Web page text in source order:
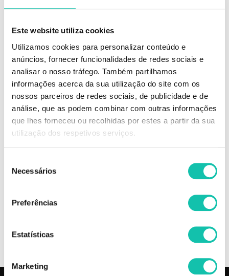
Este website utiliza cookies
Utilizamos cookies para personalizar conteúdo e
anúncios, fornecer funcionalidades de redes sociais e
analisar o nosso tráfego. Também partilhamos
informações acerca da sua utilização do site com os
nossos parceiros de redes sociais, de publicidade e de
análise, que as podem combinar com outras informações
que lhes forneceu ou recolhidas por estes a partir da sua
utilização dos respetivos serviços.
Necessários
Preferências
Estatísticas
Marketing
OPINIÕES
penteados de cabelo amarrado, como rabos de cavalo, coques e tranças,
ou mesmo penteados para cerimónias.
Com a ajuda do travessão cabelo, é possível criar penteados elegantes e
sofisticados sem precisar de muita habilidade ou tempo. Os ganchos
cabelo oferecem inúmeras possibilidades e são um item essencial para
quem deseja ter um visual diferente a cada dia. Com um pouco de prática
e criatividade, é possível criar looks incríveis usando apenas alguns
ganchos.
Principais características:
Frizetes de cor castanho
Comprar Ganchos, molas e frizetes Frizetes SABRINA MELHOR PREÇO |
Ganchos, molas e frizetes SABRINA Frizetes MELHOR PREÇO